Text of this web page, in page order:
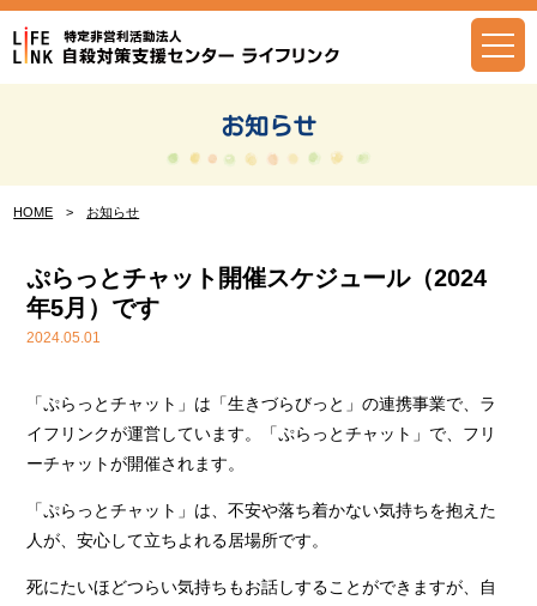
Skip
お知らせ
HOME > お知らせ
ぷらっとチャット開催スケジュール（2024
年5月）です
2024.05.01
「ぷらっとチャット」は「生きづらびっと」の連携事業で、ラ
イフリンクが運営しています。「ぷらっとチャット」で、フリ
ーチャットが開催されます。
「ぷらっとチャット」は、不安や落ち着かない気持ちを抱えた
人が、安心して立ちよれる居場所です。
死にたいほどつらい気持ちもお話しすることができますが、自